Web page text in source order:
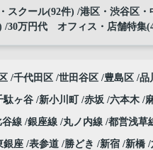
スクール(92件) 港区・渋谷区
30万円代 オフィス・店舗特集
千代田区 世田谷区 豊島区 品
駄ヶ谷 新小川町 赤坂 六本木
谷線 銀座線 丸ノ内線 都営浅草
銀座 表参道 勝どき 新宿 新橋